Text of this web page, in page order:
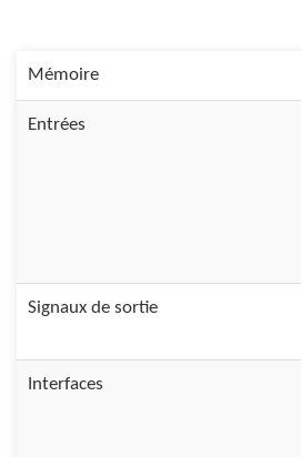
Mémoire
Entrées
Signaux de sortie
Interfaces